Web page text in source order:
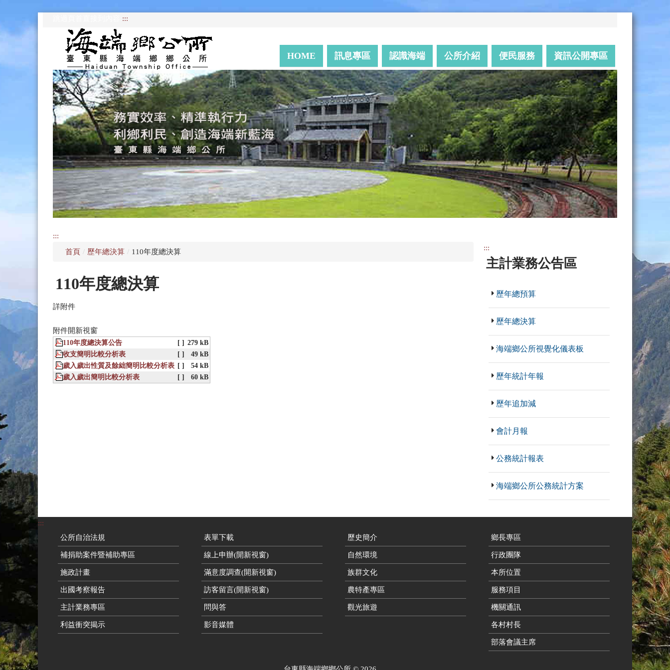
:::
HOME 訊息專區 認識海端 公所介紹 便民服務 資訊公開專區
:::
首頁 / 歷年總決算 / 110年度總決算
110年度總決算
詳附件
附件開新視窗
110年度總決算公告 [ ] 279 kB
收支簡明比較分析表
[ ]
49 kB
歲入歲出性質及餘絀簡明比較分析表 [ ]
54 kB
歲入歲出簡明比較分析表
[ ] 60 kB
:::
主計業務公告區
歷年總預算
歷年總決算
海端鄉公所視覺化儀表板
歷年統計年報
歷年追加減
會計月報
公務統計報表
海端鄉公所公務統計方案
:::
公所自治法規
補捐助案件暨補助專區
施政計畫
出國考察報告
主計業務專區
利益衝突揭示
表單下載
線上申辦(開新視窗)
滿意度調查(開新視窗)
訪客留言(開新視窗)
問與答
影音媒體
歷史簡介
自然環境
族群文化
農特產專區
觀光旅遊
鄉長專區
行政團隊
本所位置
服務項目
機關通訊
各村村長
部落會議主席